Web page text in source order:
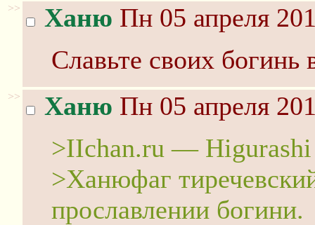
>> Ханю Пн 05 апреля
Славьте своих
>> Ханю Пн 05 апреля
>IIchan.ru —
>Ханюфаг
прославлении богини.